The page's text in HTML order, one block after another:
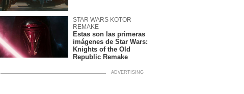
STAR WARS KOTOR
REMAKE
Estas son las primeras
imágenes de Star Wars:
Knights of the Old
Republic Remake